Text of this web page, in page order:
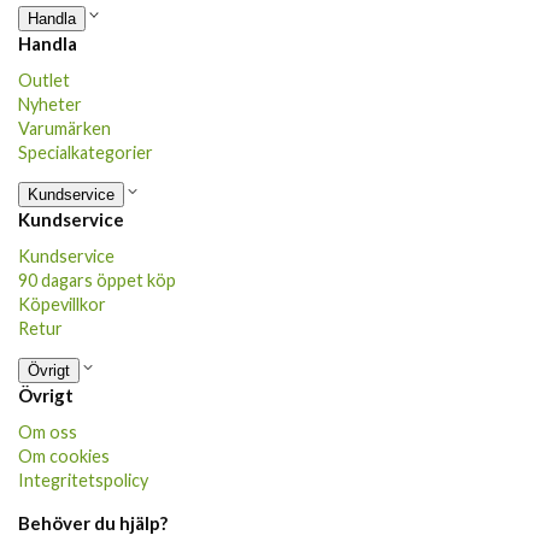
Handla
Handla
Outlet
Nyheter
Varumärken
Specialkategorier
Kundservice
Kundservice
Kundservice
90 dagars öppet köp
Köpevillkor
Retur
Övrigt
Övrigt
Om oss
Om cookies
Integritetspolicy
Behöver du hjälp?